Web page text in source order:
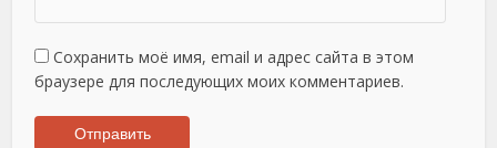
Сохранить моё имя, email и адрес сайта в этом
браузере для последующих моих комментариев.